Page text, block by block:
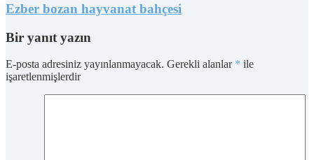
Ezber bozan hayvanat bahçesi
Bir yanıt yazın
E-posta adresiniz yayınlanmayacak. Gerekli alanlar * ile
işaretlenmişlerdir